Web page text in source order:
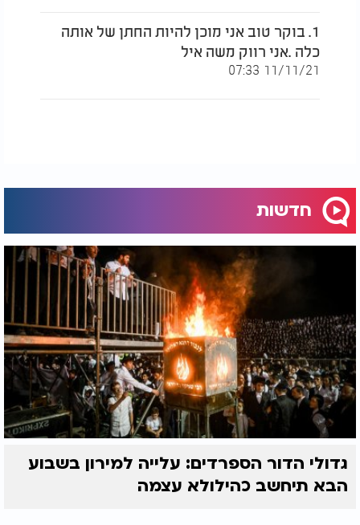
לברר את הידוע לנו אודות זהותו היהודית של החתן.
ימים ספורים לפני מועד החתונה, פנה אלי אביה של
הכלה המיועדת ושאל אותי על מעמדו היהודי של החתן,
השבתי שאני לא יודע, וכי החובה מוטלת על הרב מסדר
ראשון, בגלל השתתפות בסמינר לשלוחי חב"ד בקמפוס
שהתקיים בעיר באותו סוף שבוע) מתוך הנחה שמעמדו
היהודי אושר ואומת קודם לכן. כפי שמתברר, בגלל
חשדות של הכלה ובני משפחתה, הם גילו כי מדובר
בהונאה וזיוף של זהות, וכי "אליהו" אינו אלא צעיר
מוסלמי ממוצא שיעי שהגיע מלבנון לארצות הברית. אנו
כואבים מאוד את הגילוי הנורא, והמשמעות שלה לחייה
של הכלה ובני משפחתה. ומבינים את הכאב הגדול של
כל מי שהונו אותו, הן כאן באוניברסיטה בטקסס, הן בניו
יורק והן בניו ג'רזי", סיכם הרב יוסף לזרוב.
1. בוקר טוב אני מוכן להיות החתן של אותה
כלה .אני רווק משה איל
11/11/21 07:33
חדשות
גדולי הדור הספרדים: עלייה למירון בשבוע
הבא תיחשב כהילולא עצמה